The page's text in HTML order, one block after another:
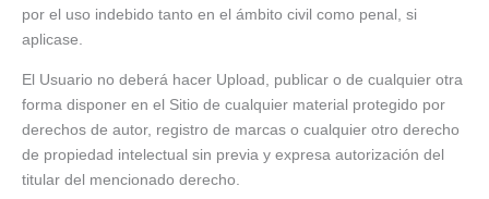
por el uso indebido tanto en el ámbito civil como penal, si
aplicase.
El Usuario no deberá hacer Upload, publicar o de cualquier otra
forma disponer en el Sitio de cualquier material protegido por
derechos de autor, registro de marcas o cualquier otro derecho
de propiedad intelectual sin previa y expresa autorización del
titular del mencionado derecho.